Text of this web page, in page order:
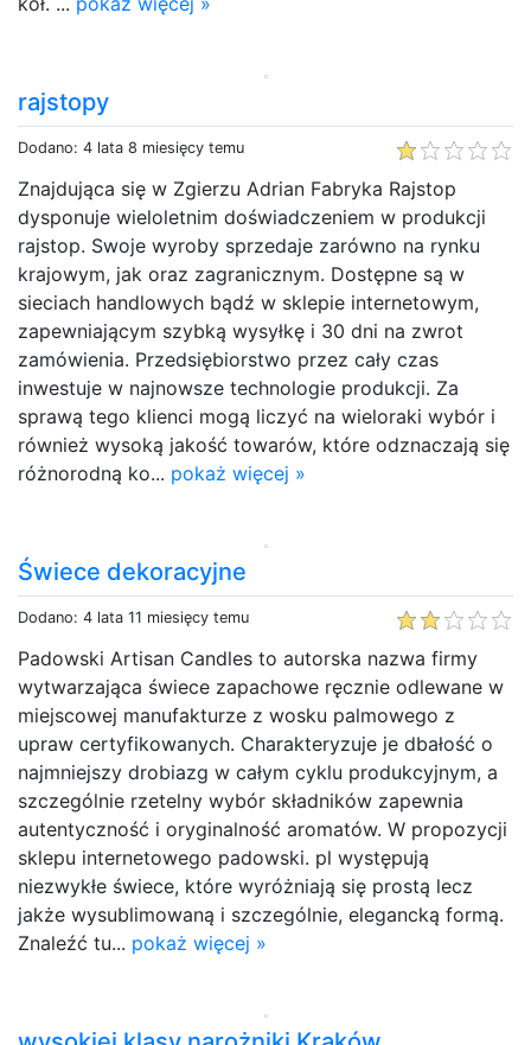
rajstopy
Dodano: 4 lata 8 miesięcy temu
Znajdująca się w Zgierzu Adrian Fabryka Rajstop
dysponuje wieloletnim doświadczeniem w produkcji
rajstop. Swoje wyroby sprzedaje zarówno na rynku
krajowym, jak oraz zagranicznym. Dostępne są w
sieciach handlowych bądź w sklepie internetowym,
zapewniającym szybką wysyłkę i 30 dni na zwrot
zamówienia. Przedsiębiorstwo przez cały czas
inwestuje w najnowsze technologie produkcji. Za
sprawą tego klienci mogą liczyć na wieloraki wybór i
również wysoką jakość towarów, które odznaczają się
różnorodną ko... pokaż więcej »
Świece dekoracyjne
Dodano: 4 lata 11 miesięcy temu
Padowski Artisan Candles to autorska nazwa firmy
wytwarzająca świece zapachowe ręcznie odlewane w
miejscowej manufakturze z wosku palmowego z
upraw certyfikowanych. Charakteryzuje je dbałość o
najmniejszy drobiazg w całym cyklu produkcyjnym, a
szczególnie rzetelny wybór składników zapewnia
autentyczność i oryginalność aromatów. W propozycji
sklepu internetowego padowski. pl występują
niezwykłe świece, które wyróżniają się prostą lecz
jakże wysublimowaną i szczególnie, elegancką formą.
Znaleźć tu... pokaż więcej »